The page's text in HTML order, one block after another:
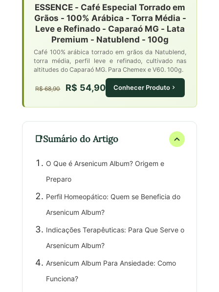
ESSENCE - Café Especial Torrado em
Grãos - 100% Arábica - Torra Média -
Leve e Refinado - Caparaó MG - Lata
Premium - Natublend - 100g
Café 100% arábica torrado em grãos da Natublend,
torra média, perfil leve e refinado, cultivado nas
altitudes do Caparaó MG. Para Chemex e V60. 100g.
R$ 68,90 R$ 54,90 Conhecer Produto
Sumário do Artigo
O Que é Arsenicum Album? Origem e
Preparo
Perfil Homeopático: Quem se Beneficia do
Arsenicum Album?
Indicações Terapêuticas: Para Que Serve o
Arsenicum Album?
Arsenicum Album Para Ansiedade: Como
Funciona?